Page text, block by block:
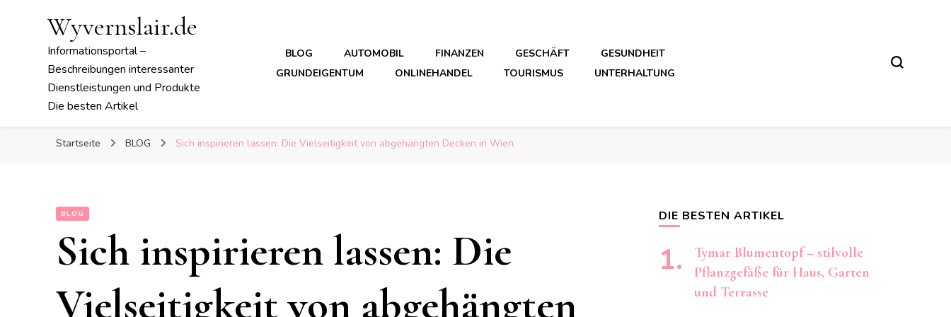
Wyvernslair.de
Informationsportal –
Beschreibungen interessanter
Dienstleistungen und Produkte
Die besten Artikel
BLOG AUTOMOBIL FINANZEN GESCHÄFT
GESUNDHEIT
GRUNDEIGENTUM
ONLINEHANDEL TOURISMUS UNTERHALTUNG
Startseite BLOG Sich inspirieren lassen: Die Vielseitigkeit von abgehängten Decken in Wien
BLOG
Sich inspirieren lassen: Die
Vielseitigkeit von abgehängten
DIE BESTEN ARTIKEL
Tymar Blumentopf – stilvolle
Pflanzgefäße für Haus, Garten
und Terrasse